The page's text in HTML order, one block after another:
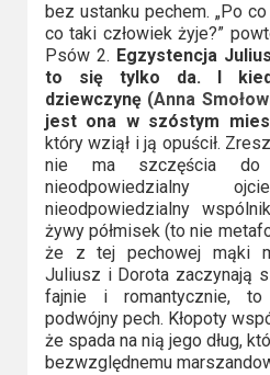
Max
Netflix
Sky
Showtime
Podsumowania
2023
2022
2021
bez ustanku pechem. „Po
co taki człowiek żyje?”
Psów 2. Egzystencja
to się tylko da. I
dziewczynę (Anna
jest ona w szóstym
który wziął i ją opuścił.
nie ma szczęścia
nieodpowiedzialny
nieodpowiedzialny
żywy półmisek (to nie
że z tej pechowej mąki
Juliusz i Dorota zaczynają
fajnie i romantycznie,
podwójny pech. Kłopoty
że spada na nią jego dług,
bezwzględnemu